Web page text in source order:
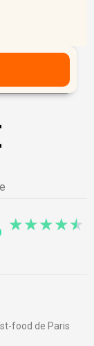
★★★★★
food de Paris